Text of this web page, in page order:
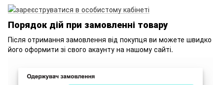
Порядок дій при замовленні товару
Після отримання замовлення від покупця ви можете швидко
його оформити зі свого акаунту на нашому сайті.